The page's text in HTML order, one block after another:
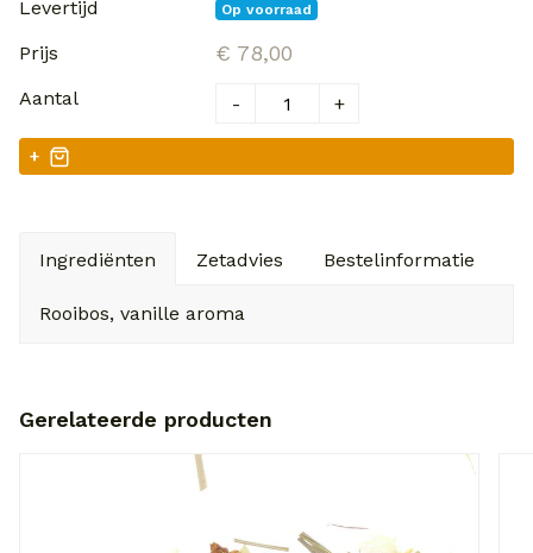
Op voorraad
€ 78,00
- +
+
Ingrediënten Zetadvies Bestelinformatie
Rooibos, vanille aroma
Gerelateerde producten